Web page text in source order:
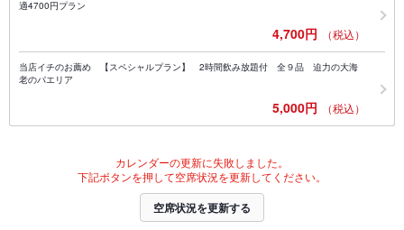
適4700円プラン
4,700円 （税込）
当店イチのお薦め 【スペシャルプラン】 2時間飲み放題付 全９品 迫力の大海
老のパエリア
5,000円 （税込）
カレンダーの更新に失敗しました。
下記ボタンを押して空席状況を更新してください。
空席状況を更新する